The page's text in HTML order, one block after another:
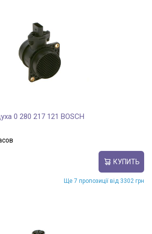
0 280 217 121 BOSCH
КУПИТЬ
Ще 7 пропозиції від 3302 грн